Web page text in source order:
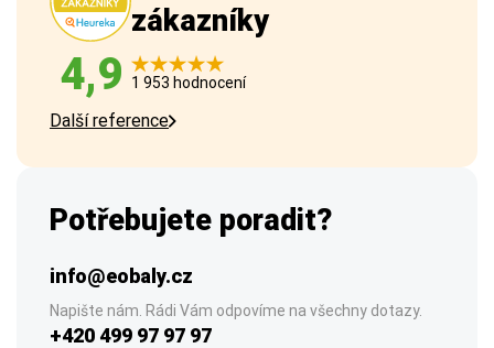
zákazníky
4,9 1 953 hodnocení
Další reference
Potřebujete poradit?
info@eobaly.cz
Napište nám. Rádi Vám odpovíme na všechny dotazy.
+420 499 97 97 97